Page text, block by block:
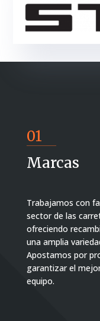
01
Marcas
Trabajamos con
sector de las
ofreciendo
una amplia
Apostamos por
garantizar el
equipo.